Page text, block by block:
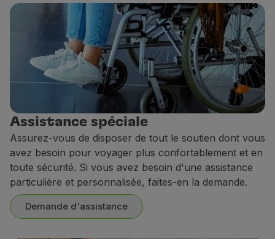
Assistance spéciale
Assurez-vous de disposer de tout le soutien dont vous
avez besoin pour voyager plus confortablement et en
toute sécurité. Si vous avez besoin d'une assistance
particulière et personnalisée, faites-en la demande.
Demande d'assistance